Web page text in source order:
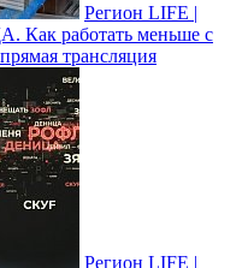
Регион LIFE |
работать меньше с
трансляция
Регион LIFE |